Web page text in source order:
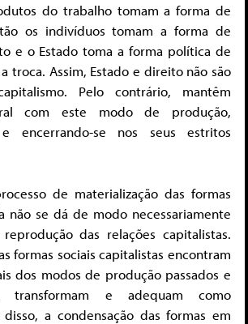
do trabalho tomam a forma de
os indivíduos tomam a forma de
e o Estado toma a forma política de
troca. Assim, Estado e direito não são
Pelo contrário, mantêm
com este modo de produção,
encerrando-se nos seus estritos
de materialização das formas
não se dá de modo necessariamente
das relações capitalistas.
formas sociais capitalistas encontram
dos modos de produção passados e
transformam e adequam como
a condensação das formas em